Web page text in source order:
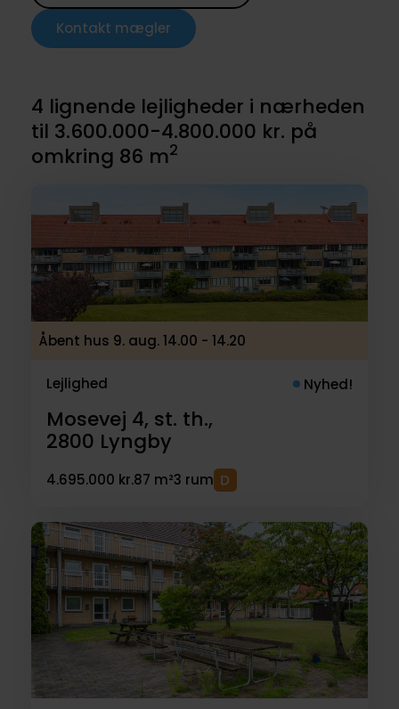
Kontakt mægler
4 lignende lejligheder i nærheden
til 3.600.000-4.800.000 kr. på
omkring 86 m2
Åbent hus 9. aug. 14.00 - 14.20
Lejlighed Nyhed!
Mosevej 4, st. th.,
2800 Lyngby
4.695.000 kr.87 m²3 rum